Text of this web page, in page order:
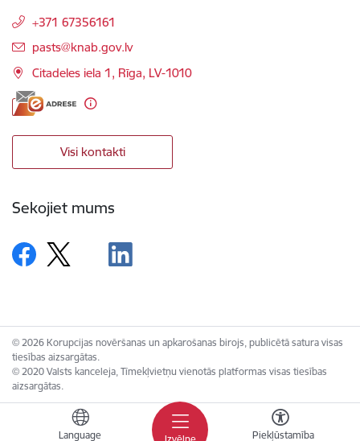
Language Piekļūstamība
+371 67356161
E-pasts:
pasts@knab.gov.lv
Citadeles iela 1, Rīga, LV-1010
Visi kontakti
Sekojiet mums
© 2026 Korupcijas novēršanas un apkarošanas birojs, publicētā satura visas
tiesības aizsargātas.
© 2020 Valsts kanceleja, Tīmekļvietņu vienotās platformas visas tiesības
aizsargātas.